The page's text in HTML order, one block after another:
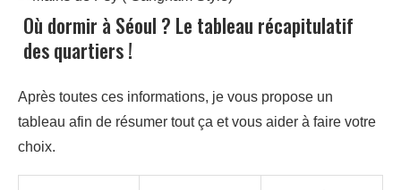
Où dormir à Séoul ? Le tableau récapitulatif
des quartiers !
Après toutes ces informations, je vous propose un
tableau afin de résumer tout ça et vous aider à faire votre
choix.